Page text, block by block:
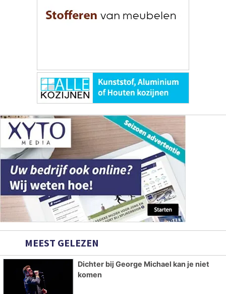
MEEST GELEZEN
Dichter bij George Michael kan je niet
komen